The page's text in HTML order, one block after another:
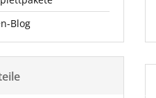
Blog